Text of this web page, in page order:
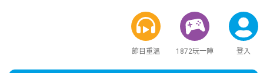
節目重溫 1872玩一陣 登入